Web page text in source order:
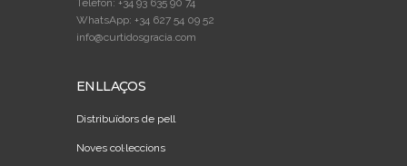
Telèfon: +34 93 635 90 74
WhatsApp: +34 627 54 09 52
info@curtidosgracia.com
ENLLAÇOS
Distribuïdors de pell
Noves col·leccions